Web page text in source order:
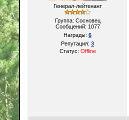
Генерал-лейтенант
Группа: Сосновец
Сообщений: 1077
Награды: 6
Репутация: 3
Статус: Offline